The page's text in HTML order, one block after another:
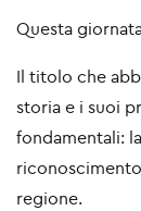
Questa
Il titolo che
storia e i suoi
fondamentali:
regione.